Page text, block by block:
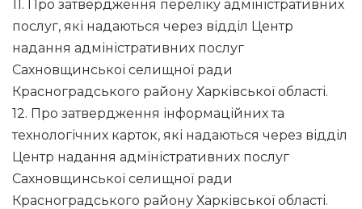
11. Про затвердження переліку адміністративних
послуг, які надаються через відділ Центр
надання адміністративних послуг
Сахновщинської селищної ради
Красноградського району Харківської області.
12. Про затвердження інформаційних та
технологічних карток, які надаються через відділ
Центр надання адміністративних послуг
Сахновщинської селищної ради
Красноградського району Харківської області.